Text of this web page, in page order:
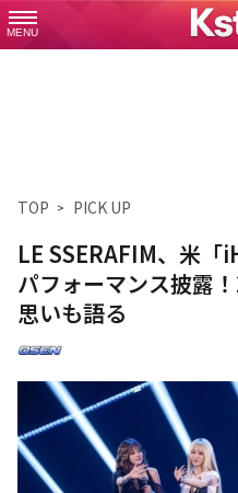
MENU
TOP PICK UP
LE SSERAFIM、米
パフォーマンス披露
思いも語る